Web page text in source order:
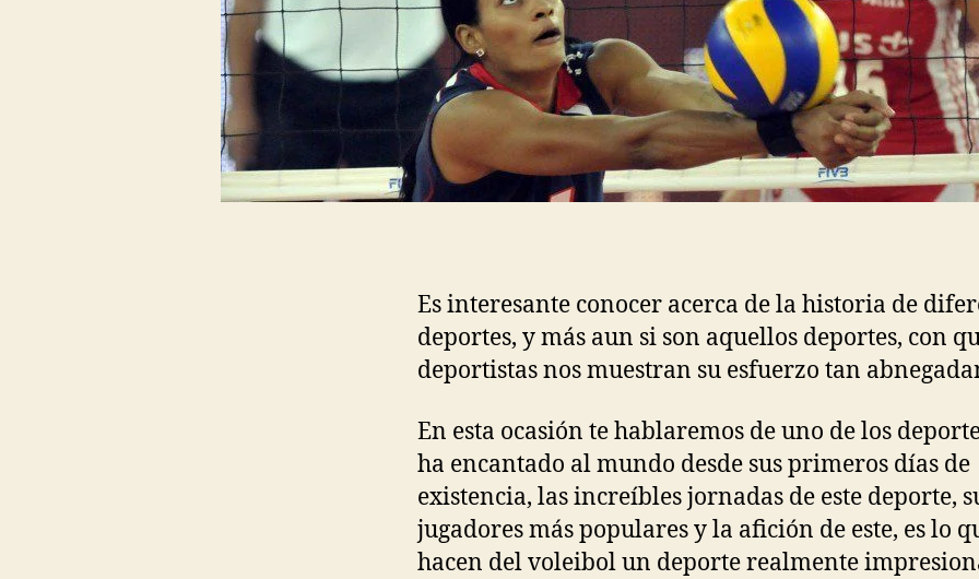
Es interesante conocer acerca de la historia de
deportes, y más aun si son aquellos deportes, con
deportistas nos muestran su esfuerzo tan
En esta ocasión te hablaremos de uno de los
ha encantado al mundo desde sus primeros días de
existencia, las increíbles jornadas de este deporte,
jugadores más populares y la afición de este, es lo
hacen del voleibol un deporte realmente